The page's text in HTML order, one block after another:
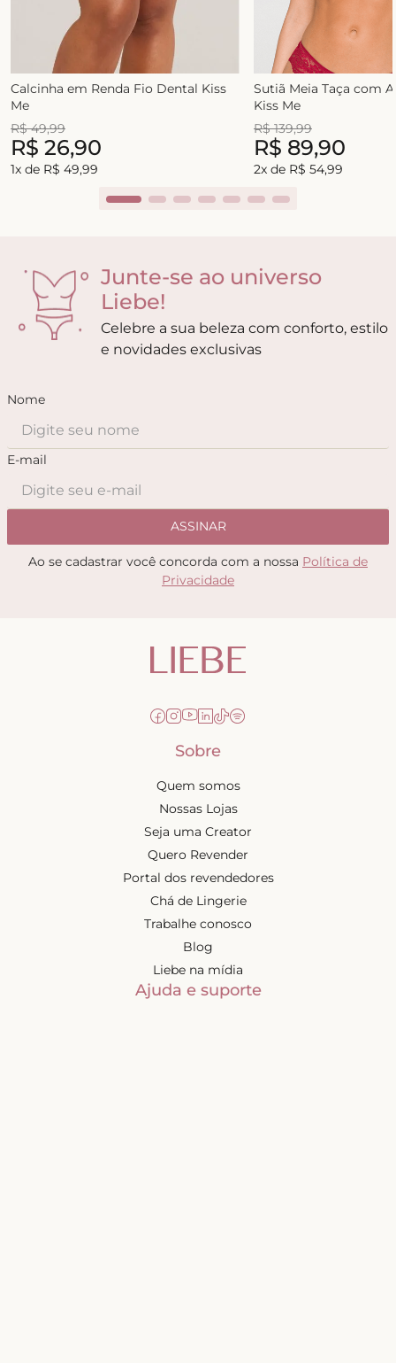
Calcinha em Renda Fio Dental Kiss
Me
R$ 49,99
R$ 26,90
1x de R$ 49,99
Sutiã Meia Taça com
Kiss Me
R$ 139,99
R$ 89,90
2x de R$ 54,99
Junte-se ao universo
Liebe!
Celebre a sua beleza com conforto, estilo
e novidades exclusivas
Nome
E-mail
ASSINAR
Ao se cadastrar você concorda com a nossa Política de
Privacidade
Sobre
Quem somos
Nossas Lojas
Seja uma Creator
Quero Revender
Portal dos revendedores
Chá de Lingerie
Trabalhe conosco
Blog
Liebe na mídia
Ajuda e suporte